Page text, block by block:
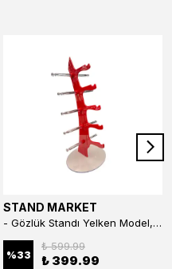
STAND MARKET
- Gözlük Standı Yelken Model, 5 Gözlük Kapasiteli Standı Kırmızı
%33
₺ 599.99
₺ 399.99